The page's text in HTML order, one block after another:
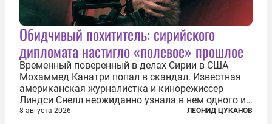
Обидчивый похититель: сирийского
дипломата настигло «полевое» прошлое
Временный поверенный в делах Сирии в США
Мохаммед Канатри попал в скандал. Известная
американская журналистка и кинорежиссер
Линдси Снелл неожиданно узнала в нем одного из
бандитов, похитивших ее в сирийском Алеппо в
8 августа 2026 ЛЕОНИД ЦУКАНОВ